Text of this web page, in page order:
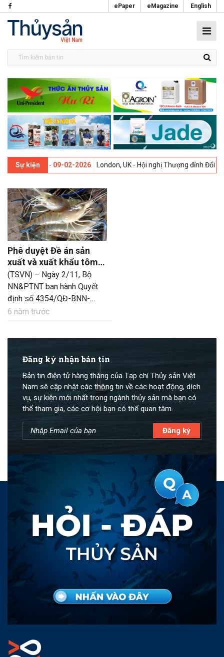
ePaper eMagazine English
Sự kiện
lần thứ 13 - 09-02-2026 London, UK - Hội nghị Thượng đỉnh Đổi mới
Phê duyệt Đề án sản
xuất và xuất khẩu tôm
càng xanh
(TSVN) – Ngày 2/11, Bộ
NN&PTNT ban hành Quyết
định số 4354/QĐ-BNN-
TCTS chính thức phê duyệt
Đề án sản xuất và xuất khẩu
6 năm trước
Đăng ký nhận bản tin
Bản tin điện tử hàng tháng của Tạp chí Thủy sản Việt
Nam sẽ cập nhật các thông tin về các hoạt động, dịch
vụ, sự kiện mới nhất trong ngành thủy sản mà bạn có
thể tham gia, các cơ hội bạn có thể quan tâm.